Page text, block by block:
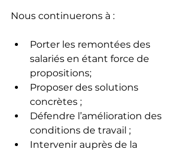
Nous continuerons à :
Porter les remontées des
salariés en étant force de
propositions;
Proposer des solutions
concrètes ;
Défendre l’amélioration des
conditions de travail ;
Intervenir auprès de la